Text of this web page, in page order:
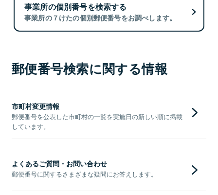
事業所の個別番号を検索する
事業所の７けたの個別郵便番号をお調べします。
郵便番号検索に関する情報
市町村変更情報
郵便番号を公表した市町村の一覧を実施日の新しい順に掲載
しています。
よくあるご質問・お問い合わせ
郵便番号に関するさまざまな疑問にお答えします。